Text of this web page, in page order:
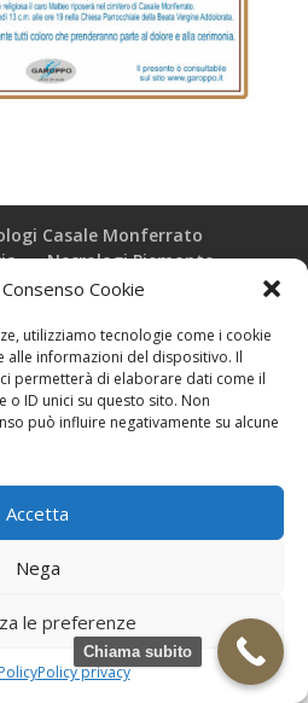
Cookie
utilizziamo tecnologie come i cookie
alle informazioni del dispositivo. Il
permetterà di elaborare dati come il
ID unici su questo sito. Non
può influire negativamente su alcune
Accetta
Nega
le preferenze
Policy privacy
Casale Monferrato
Necrologi Piemonte
info@zeropensieri-cloud
Chiama subito